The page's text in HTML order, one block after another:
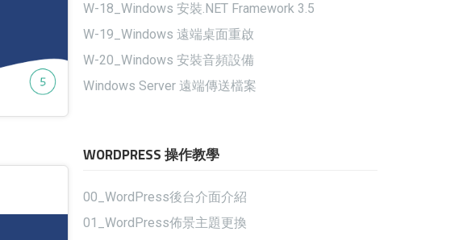
W-18_Windows 安裝.NET Framework 3.5
W-19_Windows 遠端桌面重啟
W-20_Windows 安裝音頻設備
Windows Server 遠端傳送檔案
WORDPRESS 操作教學
00_WordPress後台介面介紹
01_WordPress佈景主題更換